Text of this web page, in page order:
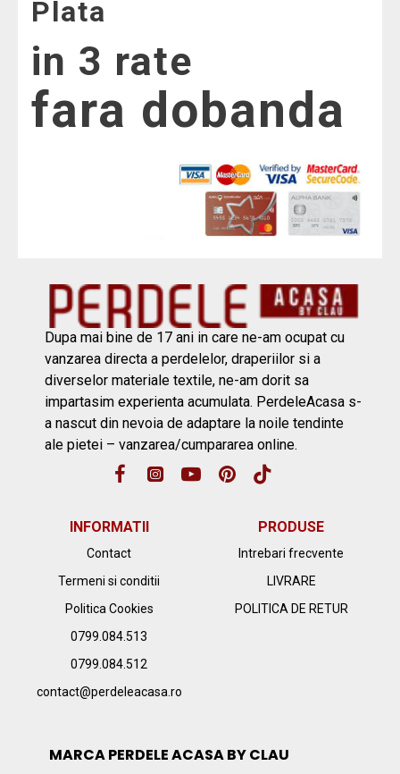
Plata
in 3 rate
fara dobanda
Dupa mai bine de 17 ani in care ne-am ocupat cu
vanzarea directa a perdelelor, draperiilor si a
diverselor materiale textile, ne-am dorit sa
impartasim experienta acumulata. PerdeleAcasa s-
a nascut din nevoia de adaptare la noile tendinte
ale pietei – vanzarea/cumpararea online.
INFORMATII
Contact
Termeni si conditii
Politica Cookies
0799.084.513
0799.084.512
contact@perdeleacasa.ro
PRODUSE
Intrebari frecvente
LIVRARE
POLITICA DE RETUR
MARCA PERDELE ACASA BY CLAU